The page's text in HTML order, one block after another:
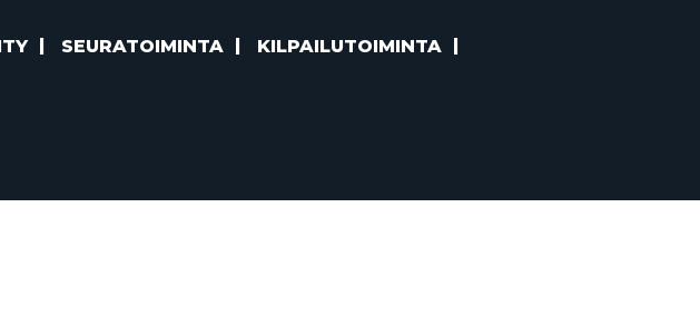
SEURATOIMINTA KILPAILUTOIMINTA